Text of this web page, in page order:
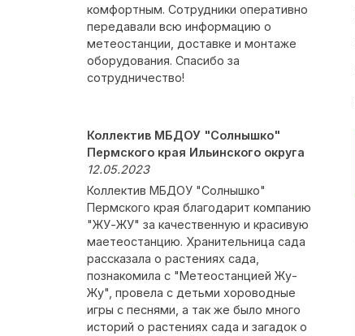
комфортным. Сотрудники оперативно
передавали всю информацию о
метеостанции, доставке и монтаже
оборудования. Спасибо за
сотрудничество!
Коллектив МБДОУ "Солнышко"
Пермского края Ильинского округа
12.05.2023
Коллектив МБДОУ "Солнышко"
Пермского края благодарит компанию
"ЖУ-ЖУ" за качественную и красивую
маетеостанцию. Хранительница сада
рассказала о растениях сада,
познакомила с "Метеостанцией Жу-
Жу", провела с детьми хороводные
игры с песнями, а так же было много
историй о растениях сада и загадок о